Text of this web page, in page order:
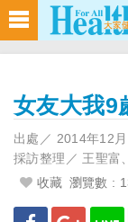
女友大我9
出處／ 2014年12
採訪整理／ 王聖富
收藏 瀏覽數 :